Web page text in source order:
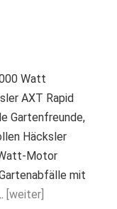
Watt
AXT Rapid
Gartenfreunde,
Häcksler
Motor
mit
[weiter]